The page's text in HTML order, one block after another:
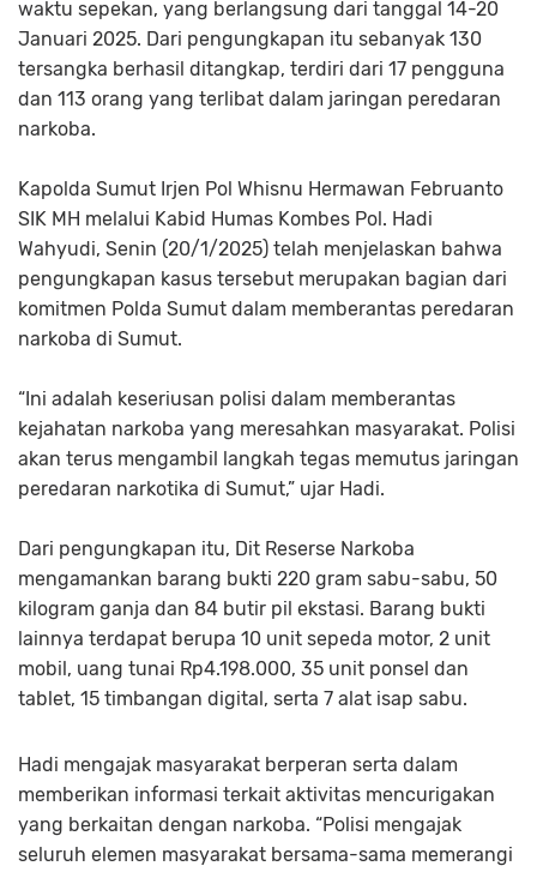
waktu sepekan, yang berlangsung dari tanggal 14-20
Januari 2025. Dari pengungkapan itu sebanyak 130
tersangka berhasil ditangkap, terdiri dari 17 pengguna
dan 113 orang yang terlibat dalam jaringan peredaran
narkoba.
Kapolda Sumut Irjen Pol Whisnu Hermawan Februanto
SIK MH melalui Kabid Humas Kombes Pol. Hadi
Wahyudi, Senin (20/1/2025) telah menjelaskan bahwa
pengungkapan kasus tersebut merupakan bagian dari
komitmen Polda Sumut dalam memberantas peredaran
narkoba di Sumut.
“Ini adalah keseriusan polisi dalam memberantas
kejahatan narkoba yang meresahkan masyarakat. Polisi
akan terus mengambil langkah tegas memutus jaringan
peredaran narkotika di Sumut,” ujar Hadi.
Dari pengungkapan itu, Dit Reserse Narkoba
mengamankan barang bukti 220 gram sabu-sabu, 50
kilogram ganja dan 84 butir pil ekstasi. Barang bukti
lainnya terdapat berupa 10 unit sepeda motor, 2 unit
mobil, uang tunai Rp4.198.000, 35 unit ponsel dan
tablet, 15 timbangan digital, serta 7 alat isap sabu.
Hadi mengajak masyarakat berperan serta dalam
memberikan informasi terkait aktivitas mencurigakan
yang berkaitan dengan narkoba. “Polisi mengajak
seluruh elemen masyarakat bersama-sama memerangi